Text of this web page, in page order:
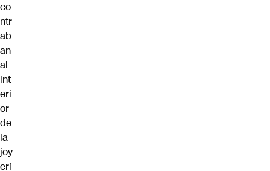
co
ntr
ab
an
al
int
eri
or
de
la
joy
erí